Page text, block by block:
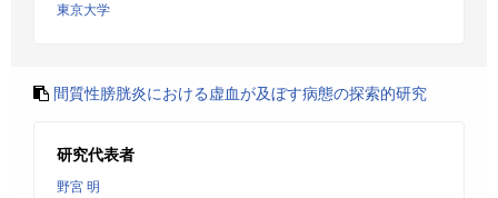
東京大学
間質性膀胱炎における虚血が及ぼす病態の探索的研究
研究代表者
野宮 明